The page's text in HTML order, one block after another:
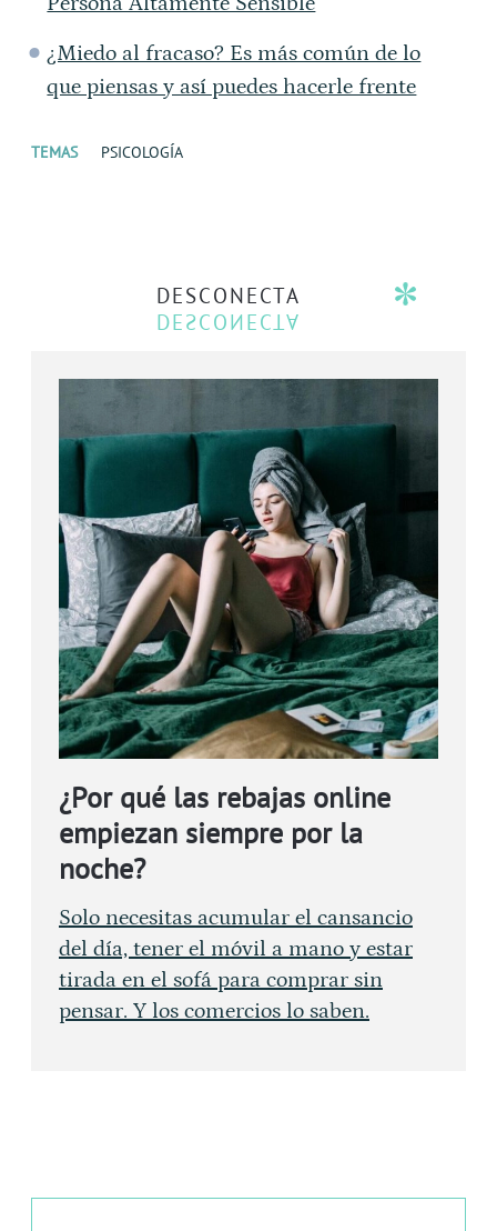
¿Miedo al fracaso? Es más común de lo
que piensas y así puedes hacerle frente
TEMAS PSICOLOGÍA
DESCONECTA
¿Por qué las rebajas online
empiezan siempre por la
noche?
Solo necesitas acumular el cansancio
del día, tener el móvil a mano y estar
tirada en el sofá para comprar sin
pensar. Y los comercios lo saben.